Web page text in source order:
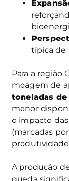
típica de
Para a região
moagem de
toneladas de
menor
o impacto
(marcadas
produtividade
A produção
queda